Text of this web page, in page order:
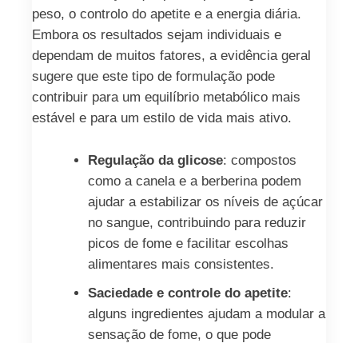
peso, o controlo do apetite e a energia diária.
Embora os resultados sejam individuais e
dependam de muitos fatores, a evidência geral
sugere que este tipo de formulação pode
contribuir para um equilíbrio metabólico mais
estável e para um estilo de vida mais ativo.
Regulação da glicose: compostos
como a canela e a berberina podem
ajudar a estabilizar os níveis de açúcar
no sangue, contribuindo para reduzir
picos de fome e facilitar escolhas
alimentares mais consistentes.
Saciedade e controle do apetite:
alguns ingredientes ajudam a modular a
sensação de fome, o que pode